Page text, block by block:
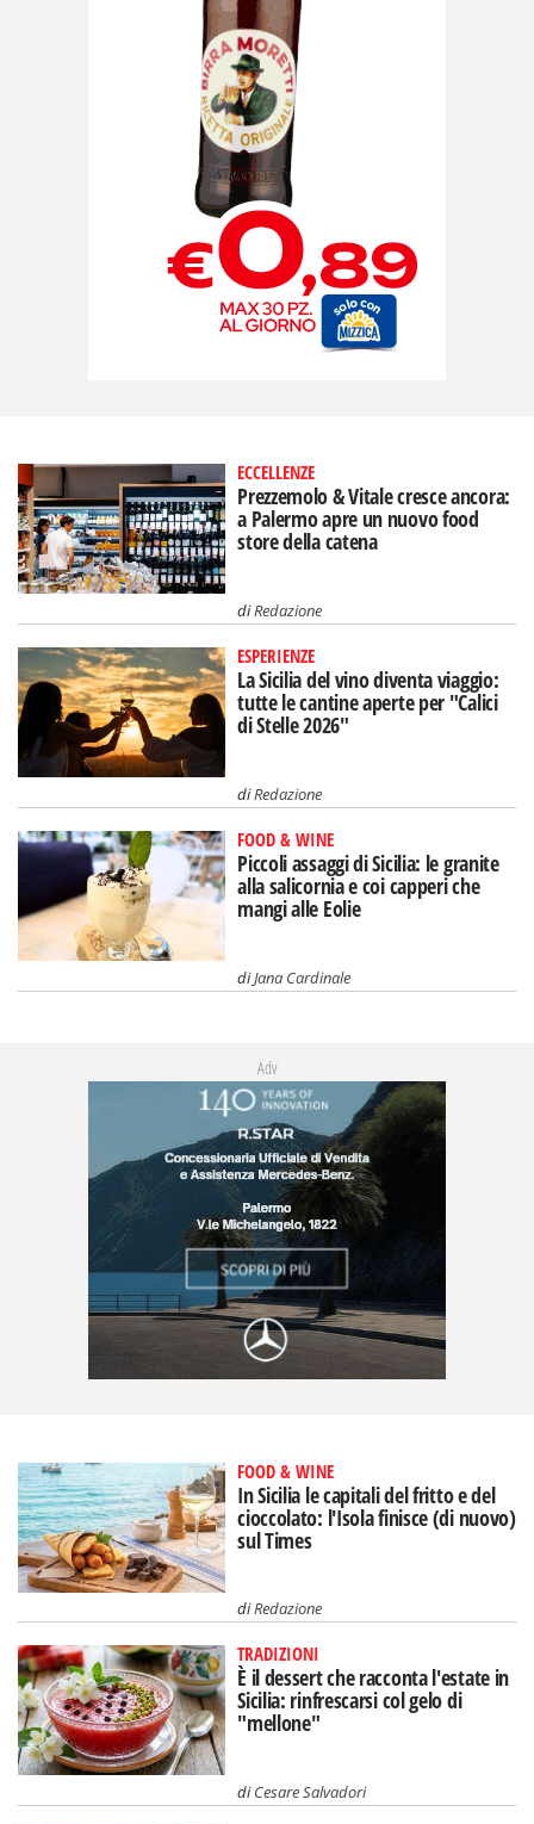
ECCELLENZE
Prezzemolo & Vitale cresce ancora:
a Palermo apre un nuovo food
store della catena
diRedazione
ESPERIENZE
La Sicilia del vino diventa viaggio:
tutte le cantine aperte per "Calici
di Stelle 2026"
diRedazione
FOOD & WINE
Piccoli assaggi di Sicilia: le granite
alla salicornia e coi capperi che
mangi alle Eolie
diJana Cardinale
Adv
FOOD & WINE
In Sicilia le capitali del fritto e del
cioccolato: l'Isola finisce (di nuovo)
sul Times
diRedazione
TRADIZIONI
È il dessert che racconta l'estate in
Sicilia: rinfrescarsi col gelo di
"mellone"
diCesare Salvadori